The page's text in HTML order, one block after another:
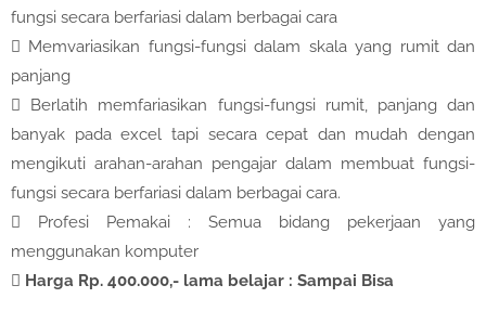
fungsi secara berfariasi dalam berbagai cara
 Memvariasikan fungsi-fungsi dalam skala yang rumit dan
panjang

Berlatih memfariasikan fungsi-fungsi rumit, panjang dan
banyak pada excel tapi secara cepat dan mudah dengan
mengikuti arahan-arahan pengajar dalam membuat fungsi-
fungsi secara berfariasi dalam berbagai cara.

Profesi Pemakai : Semua bidang pekerjaan yang
menggunakan komputer
 Harga Rp. 400.000,- lama belajar : Sampai Bisa